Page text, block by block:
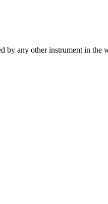
by any other instrument in the